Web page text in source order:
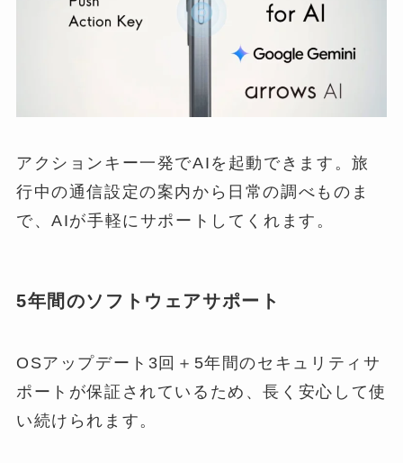
アクションキー一発でAIを起動できます。旅
行中の通信設定の案内から日常の調べものま
で、AIが手軽にサポートしてくれます。
5年間のソフトウェアサポート
OSアップデート3回＋5年間のセキュリティサ
ポートが保証されているため、長く安心して使
い続けられます。